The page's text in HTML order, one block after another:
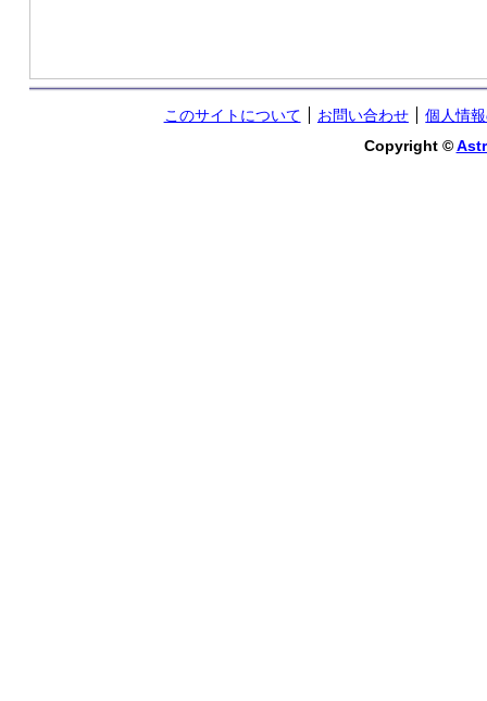
このサイトについて お問い合わせ
個人情
Copyright ©